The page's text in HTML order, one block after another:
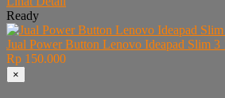
Ready
Jual Power Button Lenovo Ideapad Slim
Rp 150.000
×